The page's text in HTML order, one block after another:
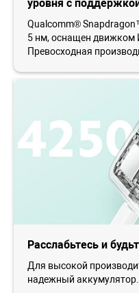
уровня с
Qualcomm®
5 нм, оснащен движком
Превосходная
Расслабьтесь и
Для высокой
надежный аккумулятор.